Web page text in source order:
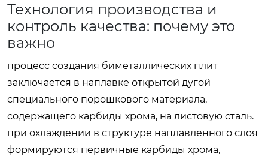
Технология производства и
контроль качества: почему это
важно
процесс создания биметаллических плит
заключается в наплавке открытой дугой
специального порошкового материала,
содержащего карбиды хрома, на листовую сталь.
при охлаждении в структуре наплавленного слоя
формируются первичные карбиды хрома,